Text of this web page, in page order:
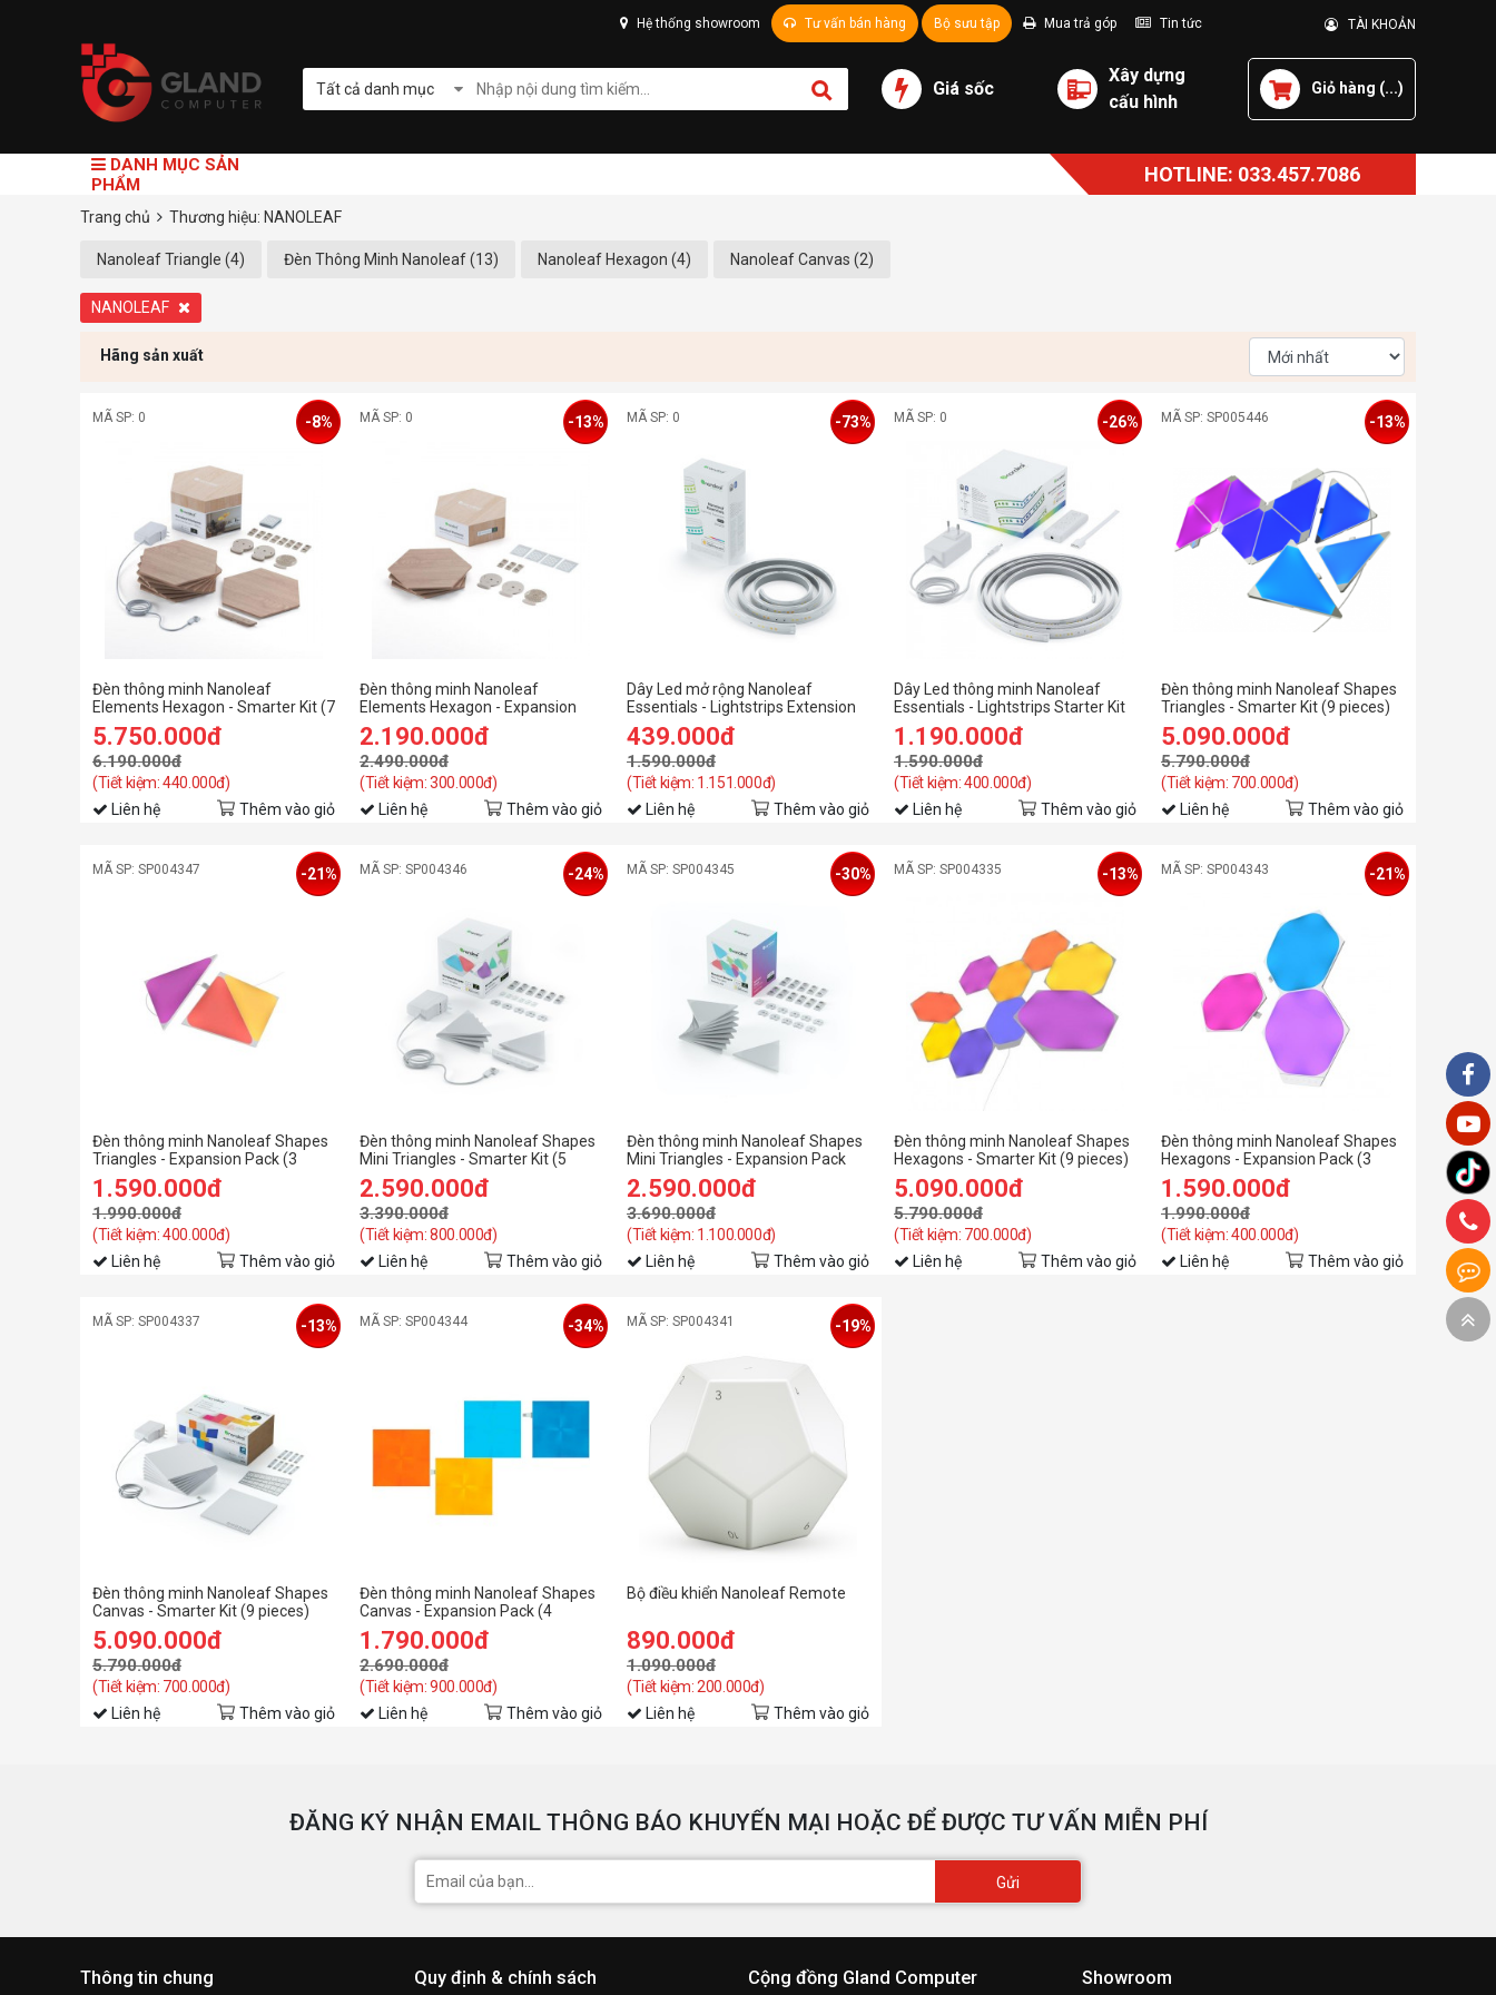
Hệ thống showroom Tư vấn bán hàng Bộ sưu tập Mua trả góp Tin tức TÀI KHOẢN
Tất cả danh mục Giá sốc
Xây dựng
cấu hình
Giỏ hàng (...)
DANH MỤC SẢN
PHẨM
HOTLINE: 033.457.7086
Trang chủ Thương hiệu: NANOLEAF
Nanoleaf Triangle (4) Đèn Thông Minh Nanoleaf (13) Nanoleaf Hexagon (4) Nanoleaf Canvas (2)
NANOLEAF
Hãng sản xuất
MÃ SP: 0
Đèn thông minh Nanoleaf
Elements Hexagon - Smarter Kit (7
pieces)
5.750.000đ
6.190.000đ
(Tiết kiệm: 440.000đ)
-8%
Liên hệ Thêm vào giỏ
MÃ SP: 0
Đèn thông minh Nanoleaf
Elements Hexagon - Expansion
Pack (3 pieces) Mã sản phẩm:
Nanoleaf-Elements-3
2.190.000đ
2.490.000đ
(Tiết kiệm: 300.000đ)
-13%
Liên hệ Thêm vào giỏ
MÃ SP: 0
Dây Led mở rộng Nanoleaf
Essentials - Lightstrips Extension
439.000đ
1.590.000đ
(Tiết kiệm: 1.151.000đ)
-73%
Liên hệ Thêm vào giỏ
MÃ SP: 0
Dây Led thông minh Nanoleaf
Essentials - Lightstrips Starter Kit
1.190.000đ
1.590.000đ
(Tiết kiệm: 400.000đ)
-26%
Liên hệ Thêm vào giỏ
MÃ SP: SP005446
Đèn thông minh Nanoleaf Shapes
Triangles - Smarter Kit (9 pieces)
5.090.000đ
5.790.000đ
(Tiết kiệm: 700.000đ)
-13%
Liên hệ Thêm vào giỏ
MÃ SP: SP004347
Đèn thông minh Nanoleaf Shapes
Triangles - Expansion Pack (3
pieces)
1.590.000đ
1.990.000đ
(Tiết kiệm: 400.000đ)
-21%
Liên hệ Thêm vào giỏ
MÃ SP: SP004346
Đèn thông minh Nanoleaf Shapes
Mini Triangles - Smarter Kit (5
pieces)
2.590.000đ
3.390.000đ
(Tiết kiệm: 800.000đ)
-24%
Liên hệ Thêm vào giỏ
MÃ SP: SP004345
Đèn thông minh Nanoleaf Shapes
Mini Triangles - Expansion Pack
(10 pieces)
2.590.000đ
3.690.000đ
(Tiết kiệm: 1.100.000đ)
-30%
Liên hệ Thêm vào giỏ
MÃ SP: SP004335
Đèn thông minh Nanoleaf Shapes
Hexagons - Smarter Kit (9 pieces)
5.090.000đ
5.790.000đ
(Tiết kiệm: 700.000đ)
-13%
Liên hệ Thêm vào giỏ
MÃ SP: SP004343
Đèn thông minh Nanoleaf Shapes
Hexagons - Expansion Pack (3
pieces)
1.590.000đ
1.990.000đ
(Tiết kiệm: 400.000đ)
-21%
Liên hệ Thêm vào giỏ
MÃ SP: SP004337
Đèn thông minh Nanoleaf Shapes
Canvas - Smarter Kit (9 pieces)
5.090.000đ
5.790.000đ
(Tiết kiệm: 700.000đ)
-13%
Liên hệ Thêm vào giỏ
MÃ SP: SP004344
Đèn thông minh Nanoleaf Shapes
Canvas - Expansion Pack (4
pieces)
1.790.000đ
2.690.000đ
(Tiết kiệm: 900.000đ)
-34%
Liên hệ Thêm vào giỏ
MÃ SP: SP004341
Bộ điều khiển Nanoleaf Remote
890.000đ
1.090.000đ
(Tiết kiệm: 200.000đ)
-19%
Liên hệ Thêm vào giỏ
ĐĂNG KÝ NHẬN EMAIL THÔNG BÁO KHUYẾN MẠI HOẶC ĐỂ ĐƯỢC TƯ VẤN MIỄN PHÍ
Gửi
Thông tin chung Quy định & chính sách Cộng đồng Gland Computer Showroom